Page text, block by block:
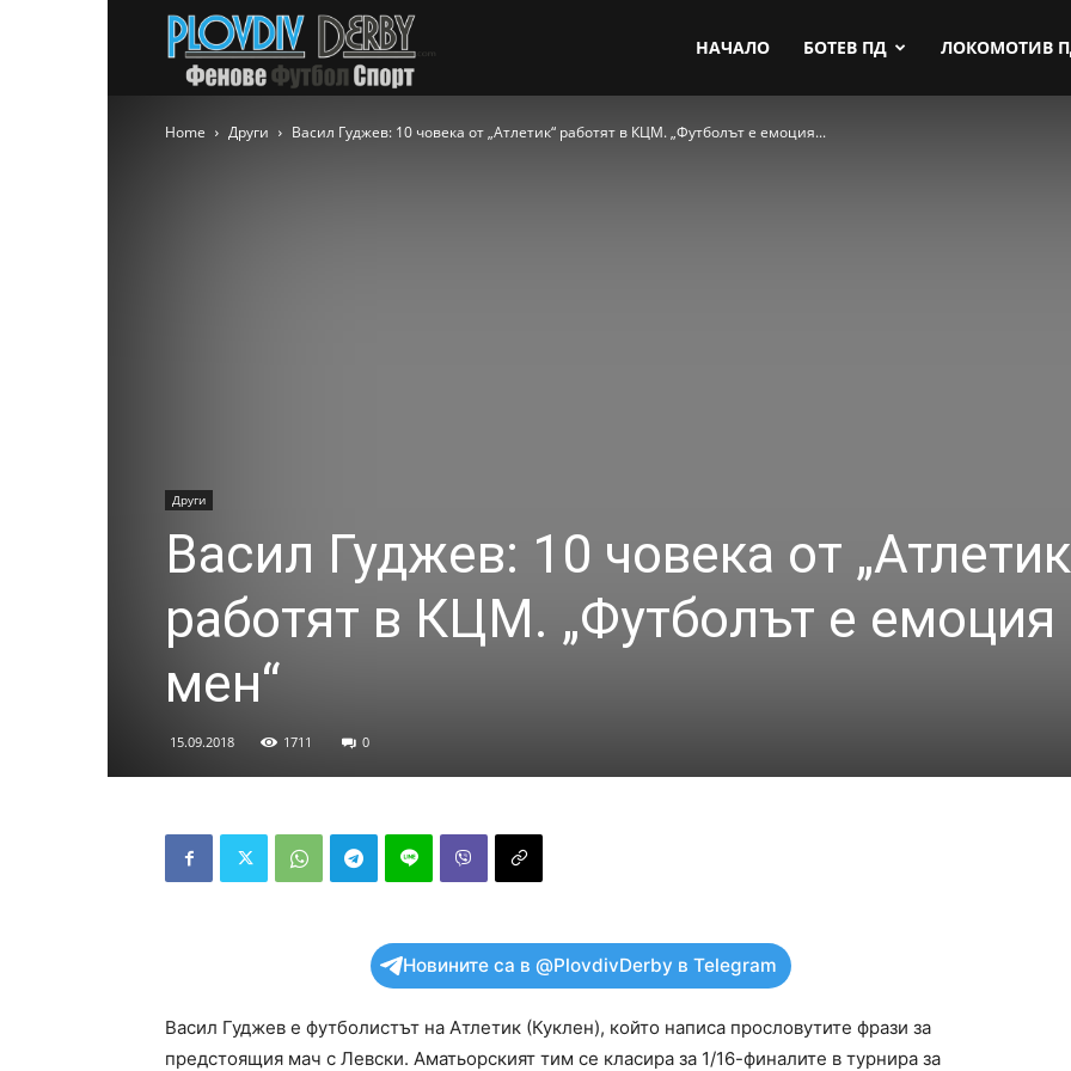
НАЧАЛО БОТЕВ ПД ЛОКОМОТИВ
Home Други Васил Гуджев: 10 човека от „Атлетик“ работят в КЦМ. „Футболът е емоция...
Други
Васил Гуджев: 10 човека от
работят в КЦМ. „Футболът е емоция
мен“
15.09.2018 1711 0
Новините са в @PlovdivDerby в Telegram
Васил Гуджев е футболистът на Атлетик (Куклен), който написа прословутите фрази за
предстоящия мач с Левски. Аматьорският тим се класира за 1/16-финалите в турнира за